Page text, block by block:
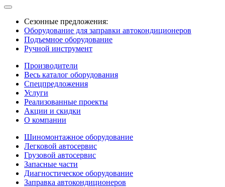
Сезонные предложения:
Оборудование для заправки автокондиционеров
Подъемное оборудование
Ручной инструмент
Производители
Весь каталог оборудования
Спецпредложения
Услуги
Реализованные проекты
Акции и скидки
О компании
Шиномонтажное оборудование
Легковой автосервис
Грузовой автосервис
Запасные части
Диагностическое оборудование
Заправка автокондиционеров